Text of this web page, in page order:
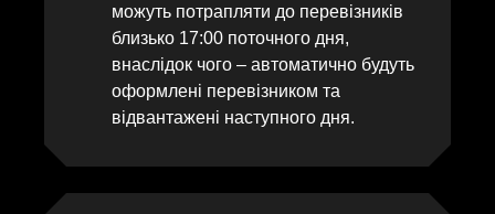
можуть потрапляти до перевізників
близько 17:00 поточного дня,
внаслідок чого – автоматично будуть
оформлені перевізником та
відвантажені наступного дня.